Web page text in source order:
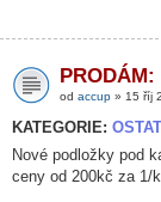
PRODÁM:
od accup » 15 říj
KATEGORIE:
Nové podložky pod
ceny od 200kč za 1/